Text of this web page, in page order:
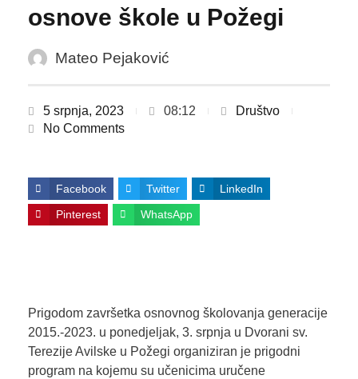
osnove škole u Požegi
Mateo Pejaković
5 srpnja, 2023 08:12
Društvo
No Comments
Facebook Twitter LinkedIn
Pinterest WhatsApp
Prigodom završetka osnovnog školovanja generacije
2015.-2023. u ponedjeljak, 3. srpnja u Dvorani sv.
Terezije Avilske u Požegi organiziran je prigodni
program na kojemu su učenicima uručene